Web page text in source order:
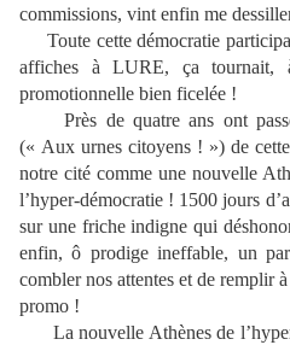
commissions, vint enfin me
Toute cette démocratie
affiches à LURE, ça tournait,
promotionnelle bien ficelée !
Près de quatre ans ont
(« Aux urnes citoyens ! ») de
notre cité comme une nouvelle
l’hyper-démocratie ! 1500 jours
sur une friche indigne qui
enfin, ô prodige ineffable, un
combler nos attentes et de remplir
promo !
La nouvelle Athènes de